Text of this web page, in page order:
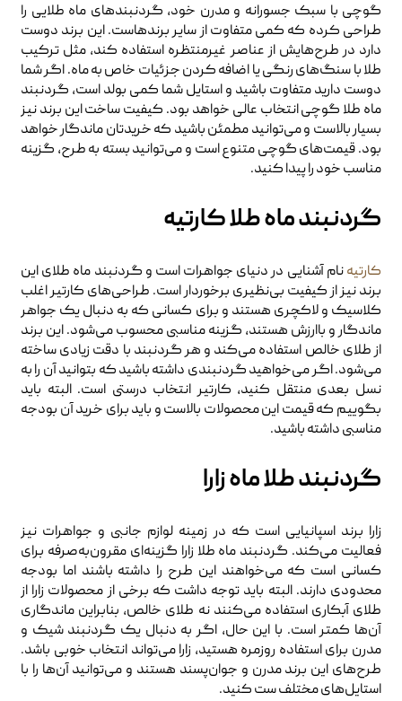
گوچی با سبک جسورانه و مدرن خود، گردنبندهای ماه طلایی را
طراحی کرده که کمی متفاوت از سایر برندهاست. این برند دوست
دارد در طرح‌هایش از عناصر غیرمنتظره استفاده کند، مثل ترکیب
طلا با سنگ‌های رنگی یا اضافه کردن جزئیات خاص به ماه. اگر شما
دوست دارید متفاوت باشید و استایل شما کمی بولد است، گردنبند
ماه طلا گوچی انتخاب عالی خواهد بود. کیفیت ساخت این برند نیز
بسیار بالاست و می‌توانید مطمئن باشید که خریدتان ماندگار خواهد
بود. قیمت‌های گوچی متنوع است و می‌توانید بسته به طرح، گزینه
مناسب خود را پیدا کنید.
گردنبند ماه طلا کارتیه
کارتیهنام آشنایی در دنیای جواهرات است و گردنبند ماه طلای این
برند نیز از کیفیت بی‌نظیری برخوردار است. طراحی‌های کارتیر اغلب
کلاسیک و لاکچری هستند و برای کسانی که به دنبال یک جواهر
ماندگار و باارزش هستند، گزینه مناسبی محسوب می‌شود. این برند
از طلای خالص استفاده می‌کند و هر گردنبند با دقت زیادی ساخته
می‌شود. اگر می‌خواهید گردنبندی داشته باشید که بتوانید آن را به
نسل بعدی منتقل کنید، کارتیر انتخاب درستی است. البته باید
بگوییم که قیمت این محصولات بالاست و باید برای خرید آن بودجه
مناسبی داشته باشید.
گردنبند طلا ماه زارا
زارا برند اسپانیایی است که در زمینه لوازم جانبی و جواهرات نیز
فعالیت می‌کند. گردنبند ماه طلا زارا گزینه‌ای مقرون‌به‌صرفه برای
کسانی است که می‌خواهند این طرح را داشته باشند اما بودجه
محدودی دارند. البته باید توجه داشت که برخی از محصولات زارا از
طلای آبکاری استفاده می‌کنند نه طلای خالص، بنابراین ماندگاری
آن‌ها کمتر است. با این حال، اگر به دنبال یک گردنبند شیک و
مدرن برای استفاده روزمره هستید، زارا می‌تواند انتخاب خوبی باشد.
طرح‌های این برند مدرن و جوان‌پسند هستند و می‌توانید آن‌ها را با
استایل‌های مختلف ست کنید.